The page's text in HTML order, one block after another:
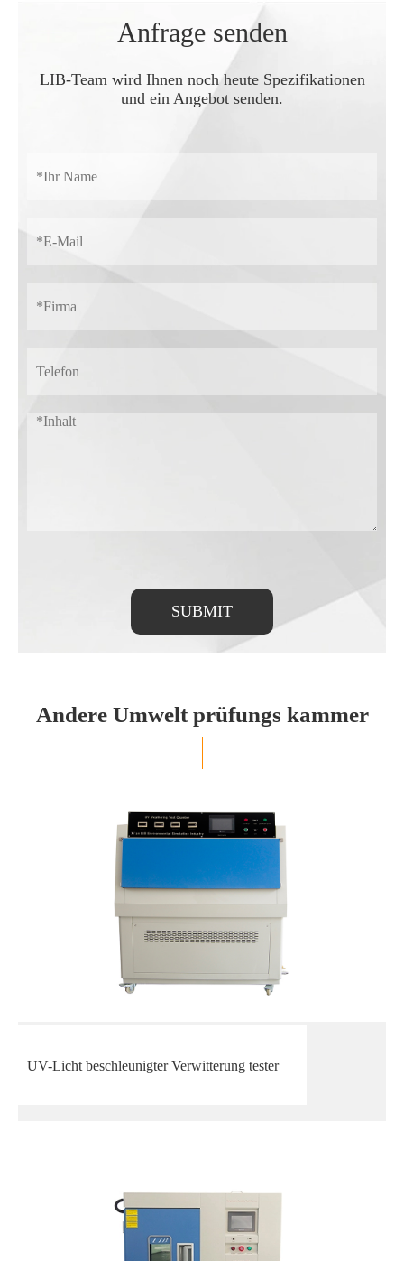
Anfrage senden
LIB-Team wird Ihnen noch heute Spezifikationen
und ein Angebot senden.
SUBMIT
Andere Umwelt prüfungs kammer
UV-Licht beschleunigter Verwitterung tester